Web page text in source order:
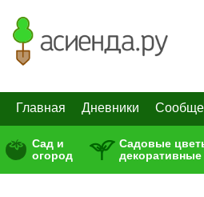
Главная Дневники
Сад и
огород
Садовые
декоративные